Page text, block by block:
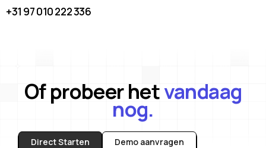
+31 97 010 222 336
Of probeer hetvandaag
nog.
Direct Starten Demo aanvragen